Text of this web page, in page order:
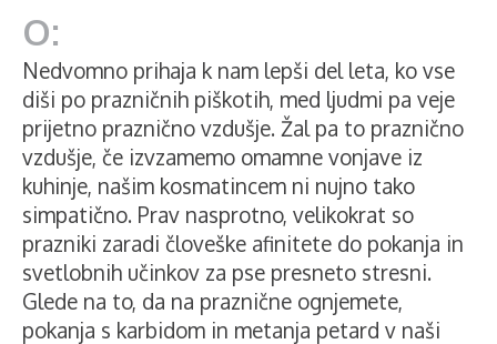
Nedvomno prihaja k nam lepši del leta, ko vse
diši po prazničnih piškotih, med ljudmi pa veje
prijetno praznično vzdušje. Žal pa to praznično
vzdušje, če izvzamemo omamne vonjave iz
kuhinje, našim kosmatincem ni nujno tako
simpatično. Prav nasprotno, velikokrat so
prazniki zaradi človeške afinitete do pokanja in
svetlobnih učinkov za pse presneto stresni.
Glede na to, da na praznične ognjemete,
pokanja s karbidom in metanja petard v naši